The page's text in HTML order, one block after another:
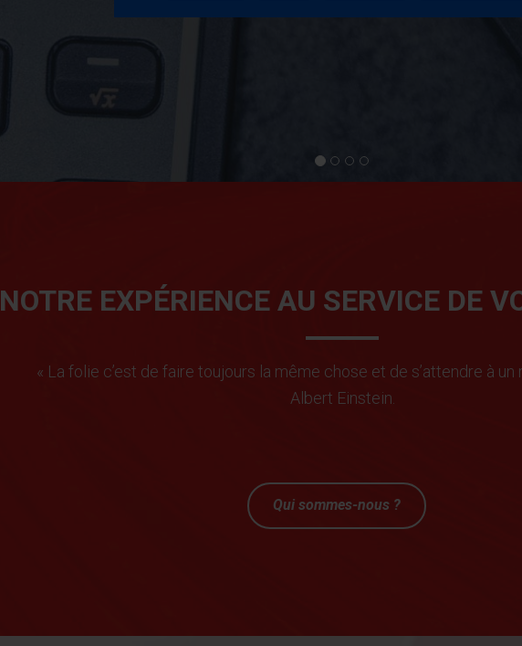
NOTRE EXPÉRIENCE AU SERVICE DE
« La folie c’est de faire toujours la même chose et de s’attendre à
Albert Einstein.
Qui sommes-nous ?